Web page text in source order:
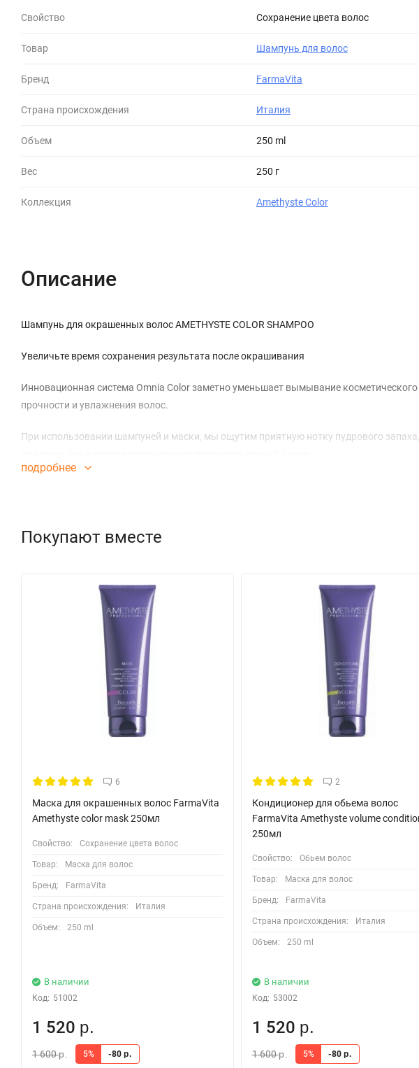
Свойство Сохранение цвета волос
Товар Шампунь для волос
Бренд FarmaVita
Страна происхождения Италия
Объем 250 ml
Вес 250 г
Коллекция Amethyste Color
Описание
Шампунь для окрашенных волос AMETHYSTE COLOR SHAMPOO
Увеличьте время сохранения результата после окрашивания
Инновационная система Omnia Color заметно уменьшает вымывание косметического
прочности и увлажнения волос.
При использовании шампуней и маски, мы ощутим приятную нотку пудрового
Помогает сохранить интенсивность цвета и блеска. Исследования показали, что
Пантенол: глубоко проникает в стркутуру и позволяет сбалансировать естественный
+ УФ-фильтр: защищает волосы от выгорания на солнце, вымывания красителя и
Многочисленные преимущества:
Сохраняет интенсивность косметического цвета
Повышает прочность и придает объем волосам
Увеличивает блеск
Защищает волосы благодаря своим герметизирующим свойствам
Олигоминеральный комплекс: содержит комплекс олигоэлементов (кремний,
волокна волос и помогают восстановить поврежденные участки.
Преимущества:
Разглаживает ктикулу химически поврежденных волос
Исследования доказали, что минералы способны глубоко проникать в структуру
Не утяжеляет и увлажняет волосы
Восстанавливает структуру кожи головы
Особая формула придает волосам силу и энергию, благодаря присутствию в
сильными и здоровыми
подробнее
Покупают вместе
6
Маска для окрашенных волос FarmaVita
Amethyste color mask 250мл
Свойство: Сохранение цвета волос
Товар: Маска для волос
Бренд: FarmaVita
Страна происхождения: Италия
Объем: 250 ml
В наличии
Код: 51002
1 520 р.
1 600р. 5% -80 р.
2
Кондиционер для обьема волос
FarmaVita Amethyste volume
250мл
Свойство: Обьем волос
Товар: Маска для волос
Бренд: FarmaVita
Страна происхождения: Италия
Объем: 250 ml
В наличии
Код: 53002
1 520 р.
1 600р. 5% -80 р.